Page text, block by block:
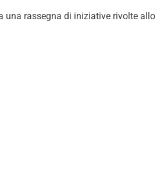
una rassegna di iniziative rivolte allo